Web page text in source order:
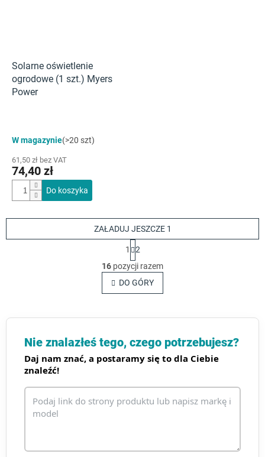
Solarne oświetlenie
ogrodowe (1 szt.) Myers
Power
W magazynie(>20 szt)
61,50 zł bez VAT
74,40 zł
Do koszyka
K
o
n
t
o
k
i
l
s
t
y
ZAŁADUJ JESZCZE 1
P
a
g
i
n
a
1
2
16 pozycji razem
DO GÓRY
Nie znalazłeś tego, czego potrzebujesz?
Daj nam znać, a postaramy się to dla Ciebie
znaleźć!